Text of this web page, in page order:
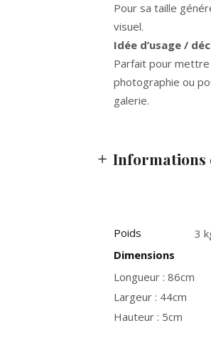
Pour sa taille
visuel.
Idée d’usage /
Parfait pour mettre
photographie ou
galerie.
Informations
Poids
3
Dimensions
Longueur : 86cm
Largeur : 44cm
Hauteur : 5cm